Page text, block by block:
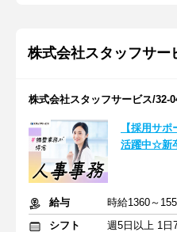
株式会社スタッフサー
株式会社スタッフサービス/32-
【採用サ
活躍中☆新
給与
時給1360～
シフト
週5日以上 1日